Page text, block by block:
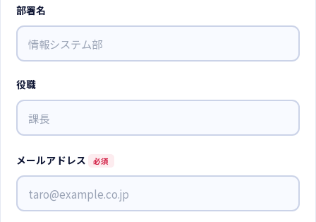
部署名
役職
メールアドレス 必須